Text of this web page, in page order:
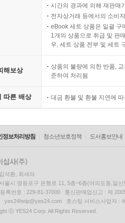
시간의 경과에 의해 재판매
전자상거래 등에서의 소비
eBook 세트 상품은 일괄 구
1개의 상품으로 취급 및 판
우, 세트 상품 전부 및 세트
해보상
상품의 불량에 의한 반품,
준하여 처리됨
따른 배상 대금 환불 및 환불 지연에
정보처리방침 청소년보호정책 도서홍보안내
석환, 최세라
울시 영등포구 은행로 11, 5층~6층(여의도동,일신
록번호 : 229-81-37000 통신판매업신고 : 제
: yes24help@yes24.com 호스팅 서비스사업자 :
ⓒ YES24 Corp. All Rights Reserved.